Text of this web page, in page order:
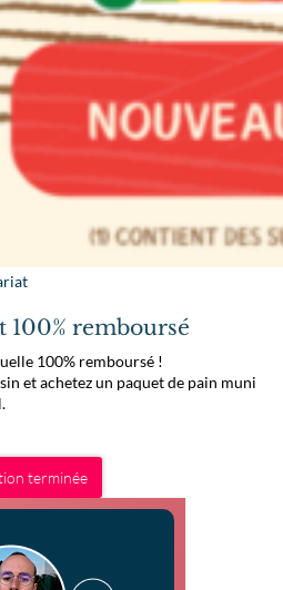
100% remboursé
100% remboursé !
et achetez un paquet de pain muni
terminée